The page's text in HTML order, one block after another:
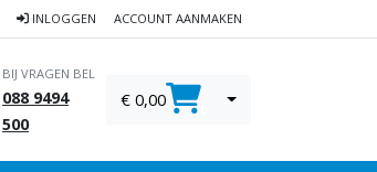
INLOGGEN ACCOUNT AANMAKEN
BIJ VRAGEN BEL
088 9494
500
€ 0,00